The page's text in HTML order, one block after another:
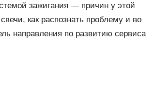
зажигания — причин у этой
как распознать проблему и во
направления по развитию сервиса